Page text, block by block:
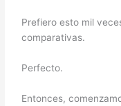
Prefiero esto mil
comparativas.
Perfecto.
Entonces,